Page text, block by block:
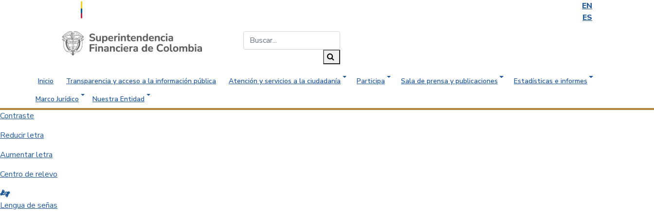
EN
ES
Saltar al contenido principal
Inicio Transparencia y acceso a la información pública Atención y servicios a la ciudadanía Participa Sala de prensa y publicaciones
Estadísticas e informes
Marco Jurídico
Nuestra Entidad
Contraste
Reducir letra
Aumentar letra
Centro de relevo
Lengua de señas